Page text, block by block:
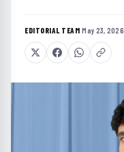
EDITORIAL TEAM·May 23, 2026